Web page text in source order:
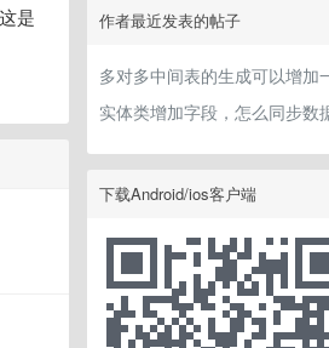
作者最近发表的帖子
多对多中间表的生成可以增加
实体类增加字段，怎么同步数
下载Android/ios客户端
是